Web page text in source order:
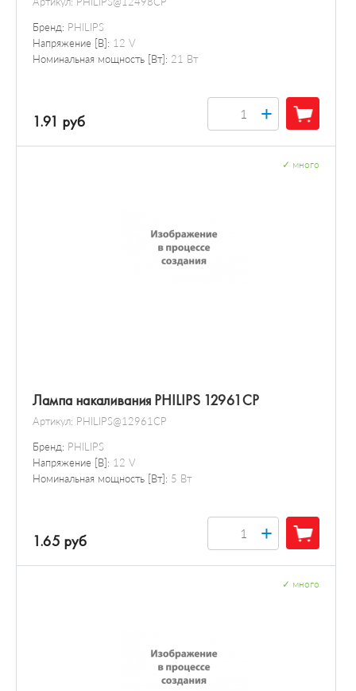
Бренд: PHILIPS
Напряжение [В]: 12 V
Номинальная мощность [Вт]: 21 Вт
1.91 руб +
Лампа накаливания PHILIPS 12961CP
Артикул: PHILIPS@12961CP
Бренд: PHILIPS
Напряжение [В]: 12 V
Номинальная мощность [Вт]: 5 Вт
много
1.65 руб +
много